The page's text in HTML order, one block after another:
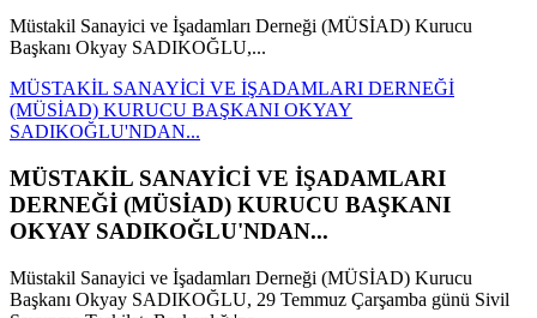
Müstakil Sanayici ve İşadamları Derneği (MÜSİAD) Kurucu
Başkanı Okyay SADIKOĞLU,...
MÜSTAKİL SANAYİCİ VE İŞADAMLARI DERNEĞİ
(MÜSİAD) KURUCU BAŞKANI OKYAY
SADIKOĞLU'NDAN...
MÜSTAKİL SANAYİCİ VE İŞADAMLARI
DERNEĞİ (MÜSİAD) KURUCU BAŞKANI
OKYAY SADIKOĞLU'NDAN...
Müstakil Sanayici ve İşadamları Derneği (MÜSİAD) Kurucu
Başkanı Okyay SADIKOĞLU, 29 Temmuz Çarşamba günü Sivil